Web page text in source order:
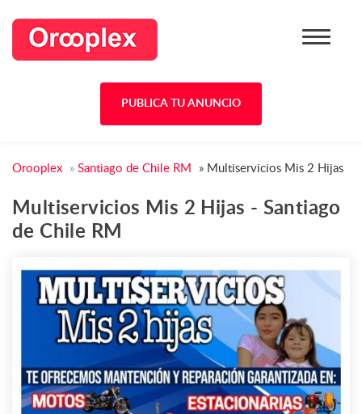
PUBLICA TU ANUNCIO
Orooplex » Santiago de Chile RM » Multiservicios Mis 2 Hijas
Multiservicios Mis 2 Hijas - Santiago
de Chile RM